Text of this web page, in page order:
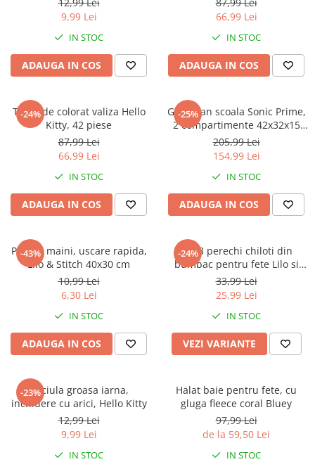
Wonder Woman
The Grinch
FLAMINGO
Incaltaminte fete
Ghete si cizme fete
Pantofi fete
Pantofi sport fete
Sandale fete
9,99 Lei
IN STOC
ADAUGA IN COS
66,99 Lei
IN STOC
ADAUGA IN COS
-24%
Trusa de colorat valiza Hello
Kitty, 42 piese
87,99 Lei
66,99 Lei
IN STOC
ADAUGA IN COS
-25%
Ghiozdan scoala Sonic Prime,
2 compartimente 42x32x15
cm
205,99 Lei
154,99 Lei
IN STOC
ADAUGA IN COS
-43%
Prosop maini, uscare rapida,
Lilo & Stitch 40x30 cm
10,99 Lei
6,30 Lei
IN STOC
ADAUGA IN COS
-24%
Set 3 perechi chiloti din
bumbac pentru fete Lilo si
Stitch
33,99 Lei
25,99 Lei
IN STOC
VEZI VARIANTE
-23%Caciula groasa iarna,
inchidere cu arici, Hello Kitty
12,99 Lei
9,99 Lei
IN STOC
Halat baie pentru fete, cu
gluga fleece coral Bluey
97,99 Lei
de la 59,50 Lei
IN STOC